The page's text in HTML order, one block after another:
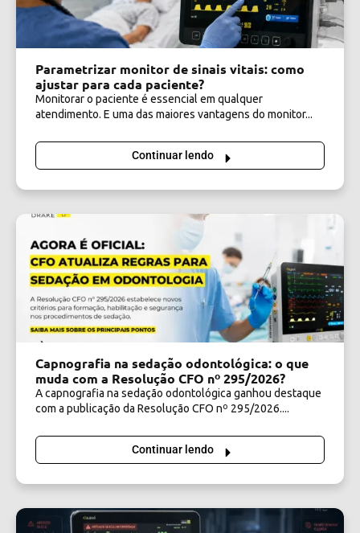
Parametrizar monitor de sinais vitais: como
ajustar para cada paciente?
Monitorar o paciente é essencial em qualquer
atendimento. E uma das maiores vantagens do monitor...
Continuar lendo
Capnografia na sedação odontológica: o que
muda com a Resolução CFO nº 295/2026?
A capnografia na sedação odontológica ganhou destaque
com a publicação da Resolução CFO nº 295/2026....
Continuar lendo